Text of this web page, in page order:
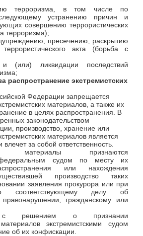
терроризма, в том числе по
устранению причин и
совершению террористических
терроризма);
пресечению, раскрытию
акта (борьба с
(или) ликвидации последствий
распространение экстремистских
Федерации запрещается
материалов, а также их
в целях распространения. В
законодательством
производство, хранение или
материалов является
за собой ответственность.
материалы признаются
федеральным судом по месту их
или нахождения
производство таких
заявления прокурора или при
соответствующему делу об
правонарушении, гражданскому или
с решением о признании
экстремистскими судом
об их конфискации.